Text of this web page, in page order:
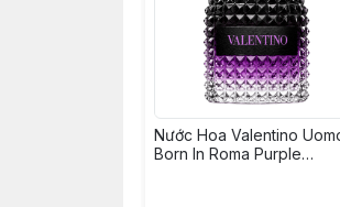
quyến rũ của hoa
tính của gỗ tuyết tùng
Dior Homme
Nước Hoa Valentino
Born In Roma Purple